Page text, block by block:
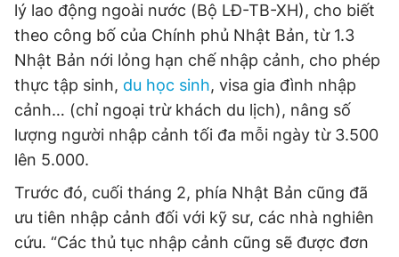
lý lao động ngoài nước (Bộ LĐ-TB-XH), cho biết
theo công bố của Chính phủ Nhật Bản, từ 1.3
Nhật Bản nới lỏng hạn chế nhập cảnh, cho phép
thực tập sinh, du học sinh, visa gia đình nhập
cảnh… (chỉ ngoại trừ khách du lịch), nâng số
lượng người nhập cảnh tối đa mỗi ngày từ 3.500
lên 5.000.
Trước đó, cuối tháng 2, phía Nhật Bản cũng đã
ưu tiên nhập cảnh đối với kỹ sư, các nhà nghiên
cứu. “Các thủ tục nhập cảnh cũng sẽ được đơn